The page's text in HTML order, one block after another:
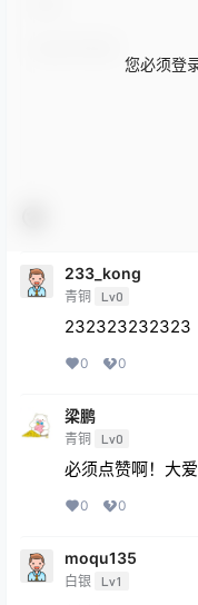
您必须登
233_kong
青铜 Lv0
232323232323
0 0
梁鹏
青铜 Lv0
必须点赞啊！大
0 0
moqu135
白银 Lv1